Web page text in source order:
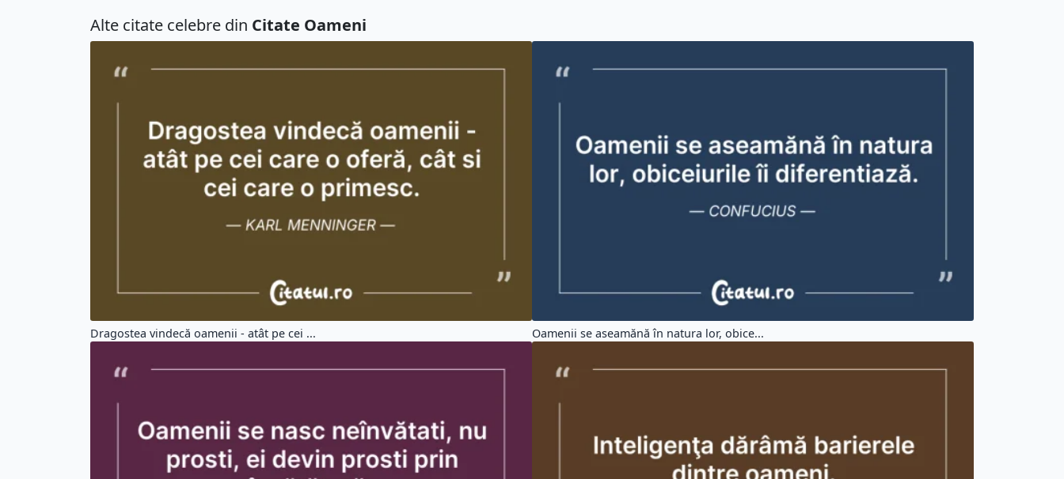
Alte citate celebre din Citate Oameni
Dragostea vindecă oamenii - atât pe cei ... Oamenii se aseamănă în natura lor, obice...